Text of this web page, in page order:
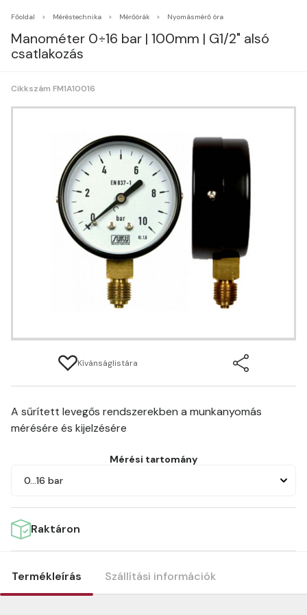
Főoldal Méréstechnika Mérőórák Nyomásmérő óra
Manométer 0÷16 bar | 100mm | G1/2" alsó
csatlakozás
Cikkszám FM1A10016
Kívánságlistára
A sűrített levegős rendszerekben a munkanyomás
mérésére és kijelzésére
Mérési tartomány
0…16 bar
Raktáron
Termékleírás Szállítási információk